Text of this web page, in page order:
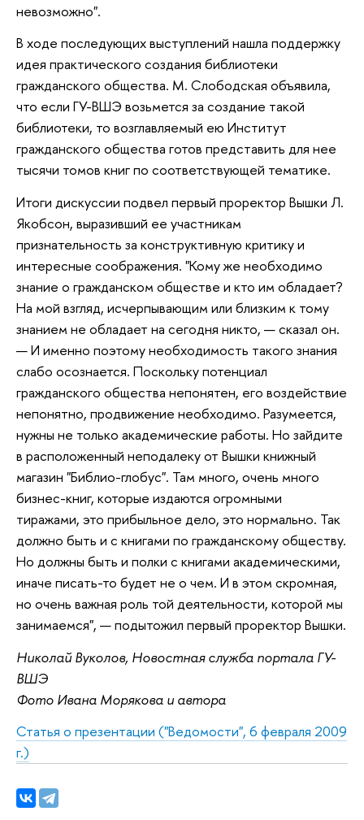
невозможно".
В ходе последующих выступлений нашла поддержку
идея практического создания библиотеки
гражданского общества. М. Слободская объявила,
что если ГУ-ВШЭ возьмется за создание такой
библиотеки, то возглавляемый ею Институт
гражданского общества готов представить для нее
тысячи томов книг по соответствующей тематике.
Итоги дискуссии подвел первый проректор Вышки Л.
Якобсон, выразивший ее участникам
признательность за конструктивную критику и
интересные соображения. "Кому же необходимо
знание о гражданском обществе и кто им обладает?
На мой взгляд, исчерпывающим или близким к тому
знанием не обладает на сегодня никто, — сказал он.
— И именно поэтому необходимость такого знания
слабо осознается. Поскольку потенциал
гражданского общества непонятен, его воздействие
непонятно, продвижение необходимо. Разумеется,
нужны не только академические работы. Но зайдите
в расположенный неподалеку от Вышки книжный
магазин "Библио-глобус". Там много, очень много
бизнес-книг, которые издаются огромными
тиражами, это прибыльное дело, это нормально. Так
должно быть и с книгами по гражданскому обществу.
Но должны быть и полки с книгами академическими,
иначе писать-то будет не о чем. И в этом скромная,
но очень важная роль той деятельности, которой мы
занимаемся", — подытожил первый проректор Вышки.
Николай Вуколов, Новостная служба портала ГУ-
ВШЭ
Фото Ивана Морякова и автора
Статья о презентации ("Ведомости", 6 февраля 2009
г.)